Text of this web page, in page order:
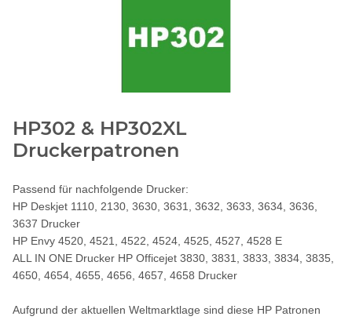
HP302 & HP302XL
Druckerpatronen
Passend für nachfolgende Drucker:
HP Deskjet 1110, 2130, 3630, 3631, 3632, 3633, 3634, 3636,
3637 Drucker
HP Envy 4520, 4521, 4522, 4524, 4525, 4527, 4528 E
ALL IN ONE Drucker HP Officejet 3830, 3831, 3833, 3834, 3835,
4650, 4654, 4655, 4656, 4657, 4658 Drucker
Aufgrund der aktuellen Weltmarktlage sind diese HP Patronen